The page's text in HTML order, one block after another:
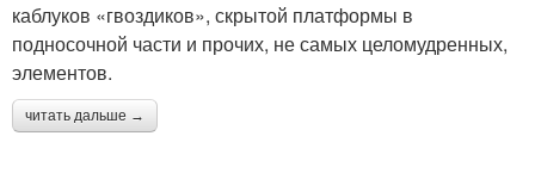
каблуков «гвоздиков», скрытой платформы в
подносочной части и прочих, не самых целомудренных,
элементов.
читать дальше →